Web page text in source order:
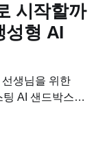
시작할까
형 AI
생님을 위한
AI 샌드박스로